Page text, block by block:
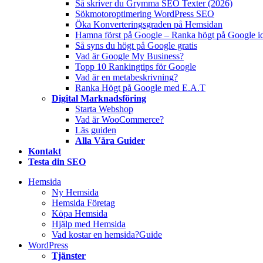
Så skriver du Grymma SEO Texter (2026)
Sökmotoroptimering WordPress SEO
Öka Konverteringsgraden på Hemsidan
Hamna först på Google – Ranka högt på Google
Så syns du högt på Google gratis
Vad är Google My Business?
Topp 10 Rankingtips för Google
Vad är en metabeskrivning?
Ranka Högt på Google med E.A.T
Digital Marknadsföring
Starta Webshop
Vad är WooCommerce?
Läs guiden
Alla Våra Guider
Kontakt
Testa din SEO
Hemsida
Ny Hemsida
Hemsida Företag
Köpa Hemsida
Hjälp med Hemsida
Vad kostar en hemsida?Guide
WordPress
Tjänster